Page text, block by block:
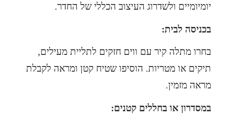
יומיומיים ולשדרוג העיצוב הכללי של החדר.
בכניסה לבית:
בחרו מתלה קיר עם ווים חזקים לתליית מעילים,
תיקים או מטריות. הוסיפו שטיח קטן ומראה לקבלת
מראה מזמין.
במסדרון או בחללים קטנים: